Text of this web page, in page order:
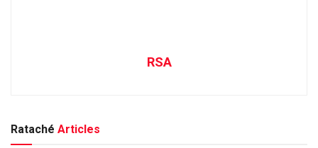
RSA
Rataché Articles